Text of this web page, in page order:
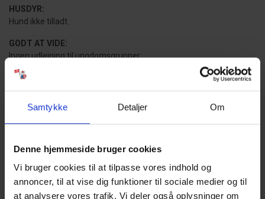
Samtykke Detaljer Om
Denne hjemmeside bruger cookies
Vi bruger cookies til at tilpasse vores indhold og
annoncer, til at vise dig funktioner til sociale medier og til
at analysere vores trafik. Vi deler også oplysninger om
HUSDYR:
Hund ikke tilladt.
GODT AT VIDE:
Ingen udlejning til ungdomsgrupper.
Fri parkering uden for ferieboligen.
Delvis lukket terrasse.
Forbrug afregner efter aflæsning.
Vandforbrug er inklusiv i prisen.
Spa og sauna.
Sengelinned er ikke inkluderet men kan tilkøbes.
Gratis Fitness i Vejers/Blåvand 2026